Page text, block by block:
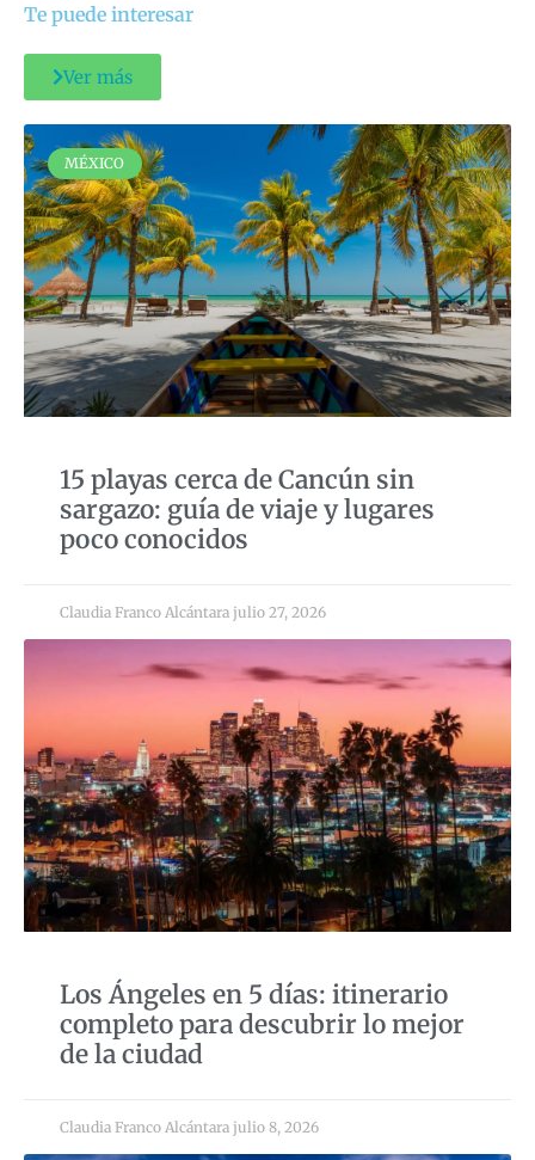
MÉXICO
15 playas cerca de Cancún sin
sargazo: guía de viaje y lugares
poco conocidos
Claudia Franco Alcántara julio 27, 2026
Los Ángeles en 5 días: itinerario
completo para descubrir lo mejor
de la ciudad
Claudia Franco Alcántara julio 8, 2026
Te puede interesar
Ver más